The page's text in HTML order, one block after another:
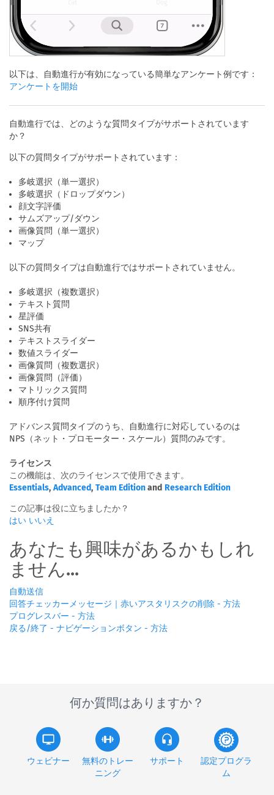
以下は、自動進行が有効になっている簡単なアンケート例です：
アンケートを開始
自動進行では、どのような質問タイプがサポートされています
か？
以下の質問タイプがサポートされています：
多岐選択（単一選択）
多岐選択（ドロップダウン）
顔文字評価
サムズアップ/ダウン
画像質問（単一選択）
マップ
以下の質問タイプは自動進行ではサポートされていません。
多岐選択（複数選択）
テキスト質問
星評価
SNS共有
テキストスライダー
数値スライダー
画像質問（複数選択）
画像質問（評価）
マトリックス質問
順序付け質問
アドバンス質問タイプのうち、自動進行に対応しているのは
NPS（ネット・プロモーター・スケール）質問のみです。
ライセンス
この機能は、次のライセンスで使用できます。
Essentials, Advanced, Team Editionand Research Edition
この記事は役に立ちましたか？
はい いいえ
あなたも興味があるかもしれ
ません...
自動送信
回答チェッカーメッセージ｜赤いアスタリスクの削除 - 方法
プログレスバー - 方法
戻る/終了 - ナビゲーションボタン - 方法
何か質問はありますか？
ウェビナー
無料のトレー
ニング
サポート
認定プログラ
ム